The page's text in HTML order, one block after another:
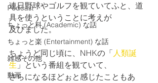
Podcast
ちょっと科 (Academic) な話
ちょっと楽 (Entertainment) な話
雑感その他
動画
連日野球やゴルフを観ていてふと、道
具を使うということに考えが
及びました。
ちょうど同じ頃に、NHKの「人類誕
生」という番組を観ていて、
さらになるほどぉと感じたこともあ